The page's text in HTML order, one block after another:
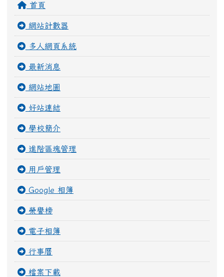
首頁
網站計數器
多人網頁系統
最新消息
網站地圖
好站連結
學校簡介
進階區塊管理
用戶管理
Google 相簿
榮譽榜
電子相簿
行事曆
檔案下載